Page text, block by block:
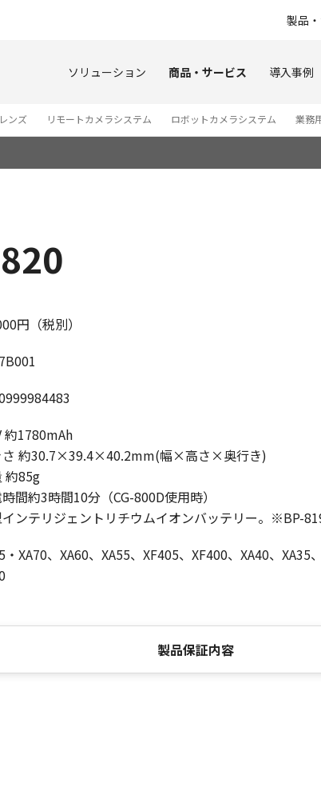
製品
ソリューション 商品・サービス 導入事例
ンズ リモートカメラシステム ロボットカメラシステム 業務
円（税別）
約1780mAh
さ 約30.7×39.4×40.2mm(幅×高さ×奥行き)
約85g
間約3時間10分（CG-800D使用時）
ンテリジェントリチウムイオンバッテリー。※BP-
・XA70、XA60、XA55、XF405、XF400、XA40、XA35
製品保証内容